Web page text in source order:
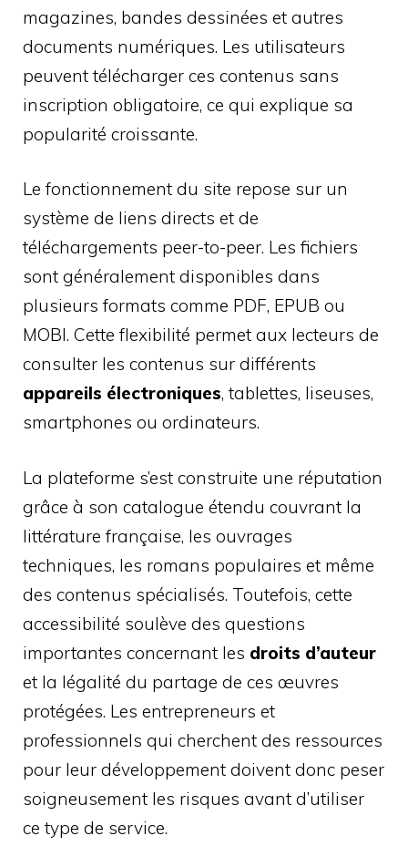
magazines, bandes dessinées et autres
documents numériques. Les utilisateurs
peuvent télécharger ces contenus sans
inscription obligatoire, ce qui explique sa
popularité croissante.
Le fonctionnement du site repose sur un
système de liens directs et de
téléchargements peer-to-peer. Les fichiers
sont généralement disponibles dans
plusieurs formats comme PDF, EPUB ou
MOBI. Cette flexibilité permet aux lecteurs de
consulter les contenus sur différents
appareils électroniques, tablettes, liseuses,
smartphones ou ordinateurs.
La plateforme s’est construite une réputation
grâce à son catalogue étendu couvrant la
littérature française, les ouvrages
techniques, les romans populaires et même
des contenus spécialisés. Toutefois, cette
accessibilité soulève des questions
importantes concernant les droits d’auteur
et la légalité du partage de ces œuvres
protégées. Les entrepreneurs et
professionnels qui cherchent des ressources
pour leur développement doivent donc peser
soigneusement les risques avant d’utiliser
ce type de service.